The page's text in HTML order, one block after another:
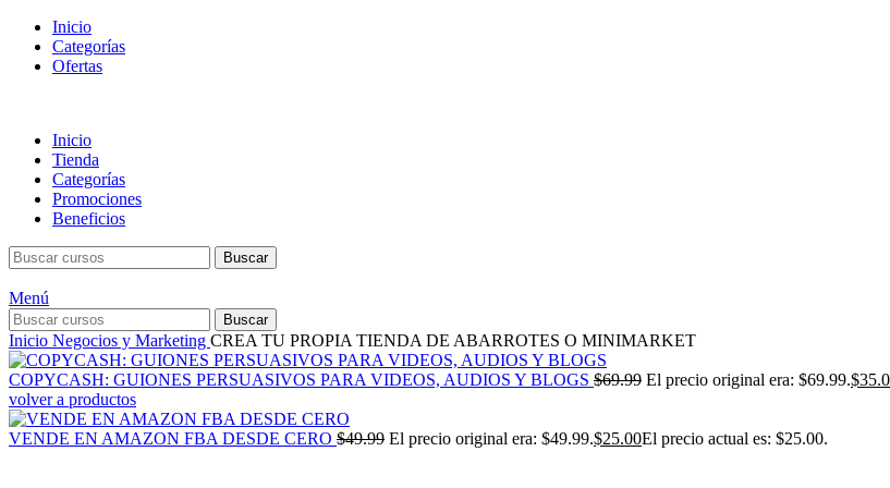
Inicio
Categorías
Ofertas
Inicio
Tienda
Categorías
Promociones
Beneficios
Buscar
Menú
Buscar
Inicio Negocios y Marketing CREA TU PROPIA TIENDA DE ABARROTES O MINIMARKET
COPYCASH: GUIONES PERSUASIVOS PARA VIDEOS, AUDIOS Y BLOGS $69.99 El precio original era: $69.99.$
volver a productos
VENDE EN AMAZON FBA DESDE CERO $49.99 El precio original era: $49.99.$25.00El precio actual es: $25.00.